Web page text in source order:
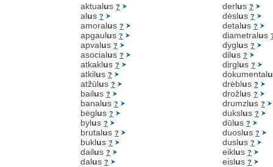
aktualus ?
alus ?
amoralus ?
apgaulus ?
apvalus ?
asocialus ?
atkaklus ?
atkilus ?
atžūlus ?
bailus ?
banalus ?
bėglus ?
bylus ?
brutalus ?
buklus ?
dailus ?
dalus ?
derlus ?
dėslus ?
detalus ?
diametralus
dyglus ?
dilus ?
dirglus ?
dokumentalu
drėblus ?
drožlus ?
drumzlus ?
dukslus ?
dūlus ?
duoslus ?
duslus ?
eiklus ?
eislus ?